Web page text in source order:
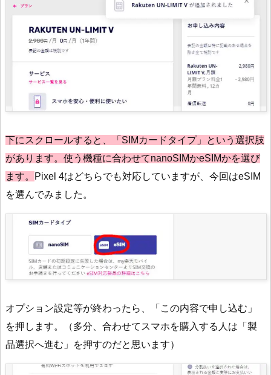
下にスクロールすると、「SIMカードタイプ」という選択肢
があります。使う機種に合わせてnanoSIMかeSIMかを選び
ます。
Pixel 4はどちらでも対応していますが、今回はeSIM
を選んでみました。
オプション設定等が終わったら、「この内容で申し込む」
を押します。（多分、合わせてスマホを購入する人は「製
品選択へ進む」を押すのだと思います）